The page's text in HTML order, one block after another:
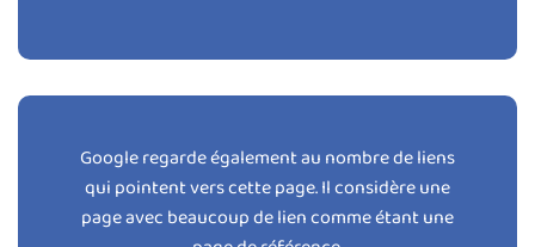
Google regarde également au nombre de liens
qui pointent vers cette page. Il considère une
page avec beaucoup de lien comme étant une